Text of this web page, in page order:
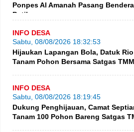
Ponpes Al Amanah Pasang
Putih
INFO DESA
Sabtu, 08/08/2026 18:32:53
Hijaukan Lapangan Bola, Datuk
Tanam Pohon Bersama Satgas
INFO DESA
Sabtu, 08/08/2026 18:19:45
Dukung Penghijauan, Camat
Tanam 100 Pohon Bareng Satgas